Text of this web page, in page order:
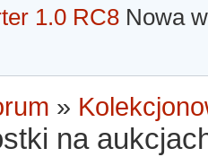
1.0 RC8 Nowa
»
na